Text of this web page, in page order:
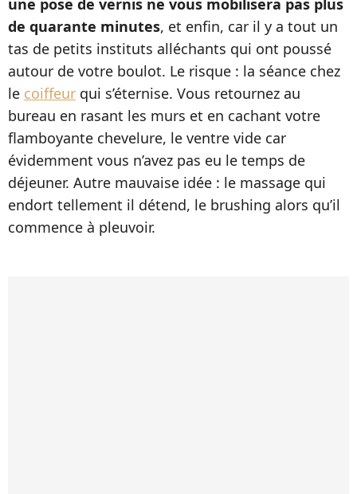
une pose de vernis ne vous mobilisera pas plus
de quarante minutes, et enfin, car il y a tout un
tas de petits instituts alléchants qui ont poussé
autour de votre boulot. Le risque : la séance chez
le coiffeur qui s’éternise. Vous retournez au
bureau en rasant les murs et en cachant votre
flamboyante chevelure, le ventre vide car
évidemment vous n’avez pas eu le temps de
déjeuner. Autre mauvaise idée : le massage qui
endort tellement il détend, le brushing alors qu’il
commence à pleuvoir.